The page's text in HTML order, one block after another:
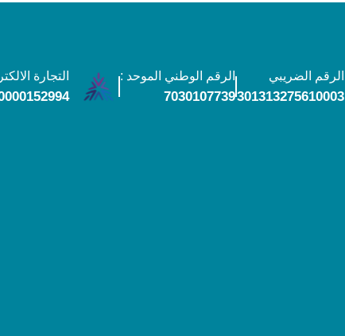
الرقم الضريبي
301313275610003
الرقم الوطني الموحد :
7030107739
التجارة